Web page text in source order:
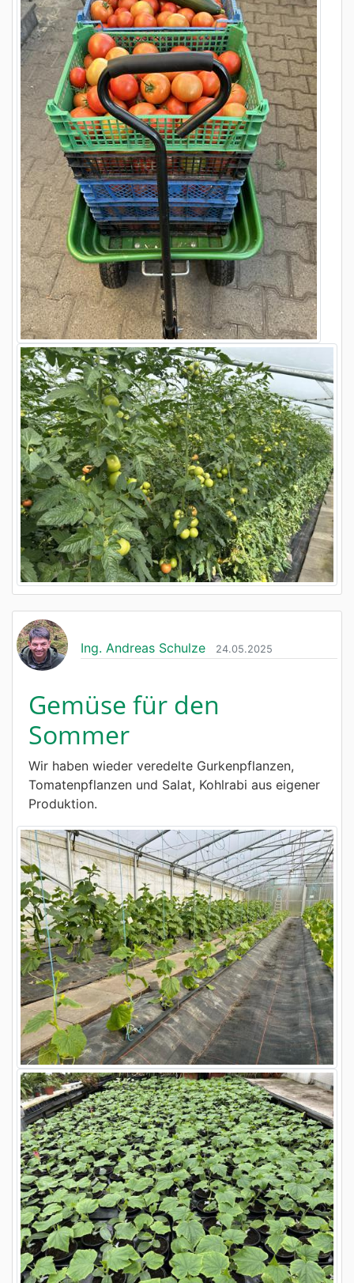
Ing. Andreas Schulze 24.05.2025
Gemüse für den
Sommer
Wir haben wieder veredelte Gurkenpflanzen,
Tomatenpflanzen und Salat, Kohlrabi aus eigener
Produktion.